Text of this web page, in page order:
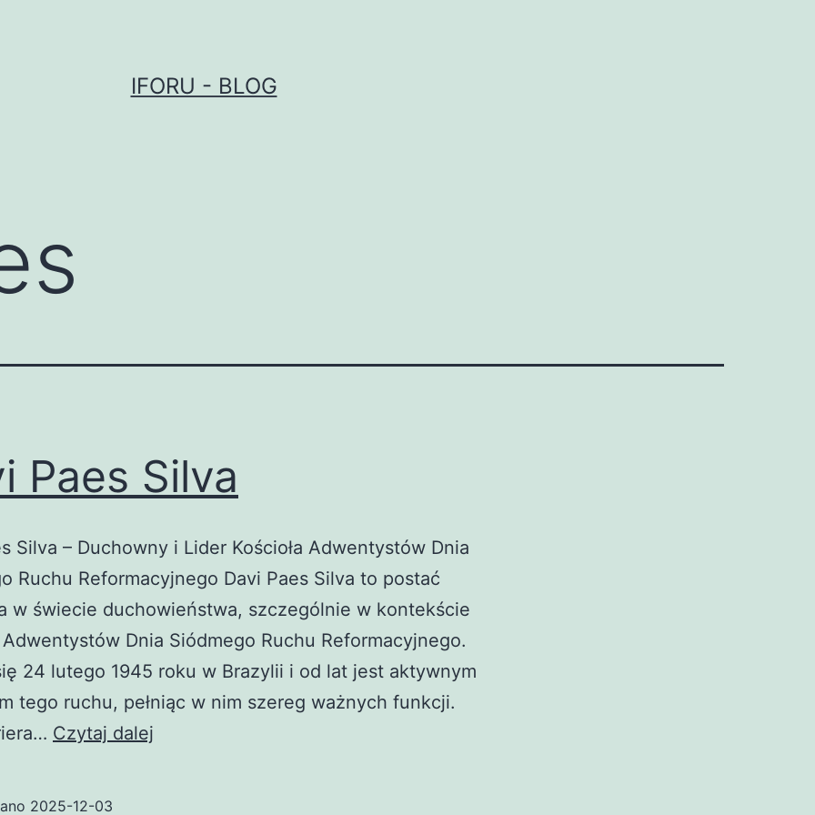
IFORU - BLOG
Paes Silva
Silva – Duchowny i Lider Kościoła Adwentystów Dnia
Ruchu Reformacyjnego Davi Paes Silva to postać
w świecie duchowieństwa, szczególnie w kontekście
Adwentystów Dnia Siódmego Ruchu Reformacyjnego.
24 lutego 1945 roku w Brazylii i od lat jest aktywnym
tego ruchu, pełniąc w nim szereg ważnych funkcji.
Czytaj dalej
2025-12-03